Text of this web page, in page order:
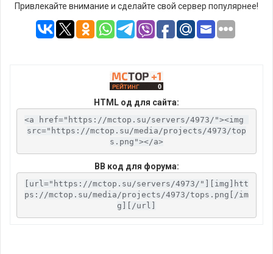
Привлекайте внимание и сделайте свой сервер популярнее!
HTML од для сайта:
<a href="https://mctop.su/servers/4973/"><img
src="https://mctop.su/media/projects/4973/top
s.png"></a>
BB код для форума:
[url="https://mctop.su/servers/4973/"][img]htt
ps://mctop.su/media/projects/4973/tops.png[/im
g][/url]